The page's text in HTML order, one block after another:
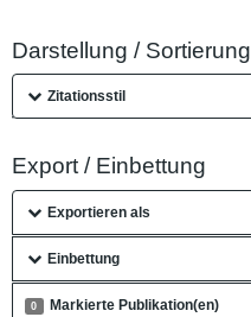
Darstellung / Sortierung
Zitationsstil
Export / Einbettung
Exportieren als
Einbettung
0 Markierte Publikation(en)